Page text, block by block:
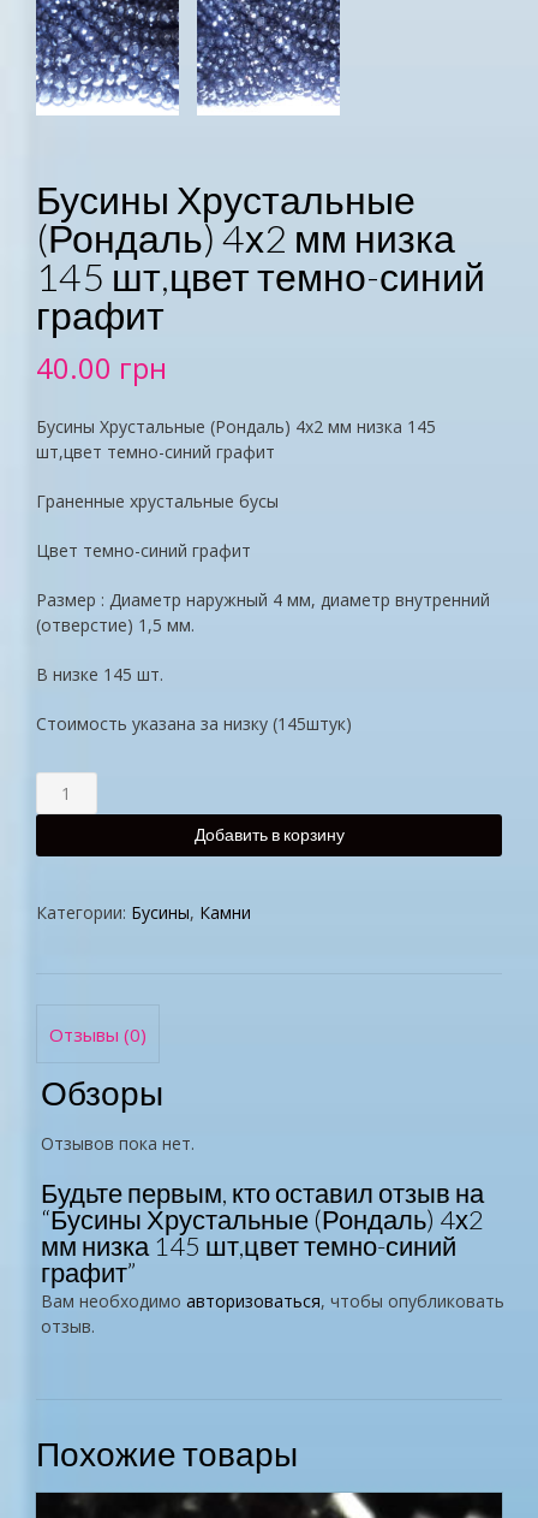
Бусины Хрустальные
(Рондаль) 4х2 мм низка
145 шт,цвет темно-синий
графит
40.00 грн
Бусины Хрустальные (Рондаль) 4х2 мм низка 145
шт,цвет темно-синий графит
Граненные хрустальные бусы
Цвет темно-синий графит
Размер : Диаметр наружный 4 мм, диаметр внутренний
(отверстие) 1,5 мм.
В низке 145 шт.
Стоимость указана за низку (145штук)
Добавить в корзину
Категории: Бусины, Камни
Отзывы (0)
Обзоры
Отзывов пока нет.
Будьте первым, кто оставил отзыв на
“Бусины Хрустальные (Рондаль) 4х2
мм низка 145 шт,цвет темно-синий
графит”
Вам необходимо авторизоваться, чтобы опубликовать
отзыв.
Похожие товары